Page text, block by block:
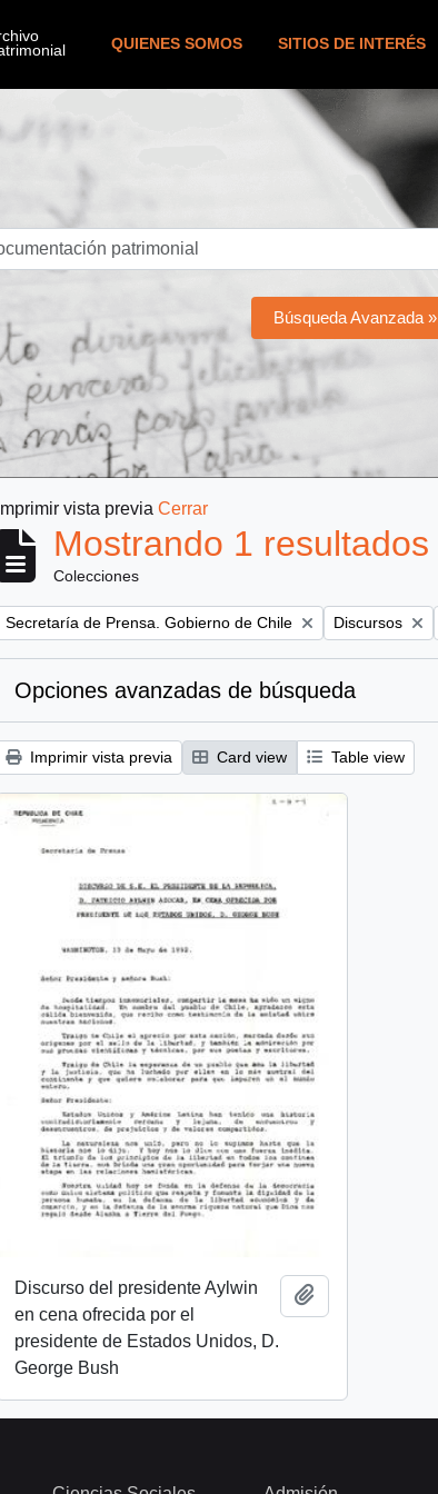
QUIENES SOMOS SITIOS DE INTERÉS
Búsqueda Avanzada »
Imprimir vista previa Cerrar
Mostrando 1 resultados
Colecciones
Remove filter:
Secretaría de Prensa. Gobierno de Chile Remove filter:
Discursos
Opciones avanzadas de búsqueda
Imprimir vista previa Card view Table view
Discurso del presidente Aylwin
en cena ofrecida por el
presidente de Estados Unidos, D.
George Bush